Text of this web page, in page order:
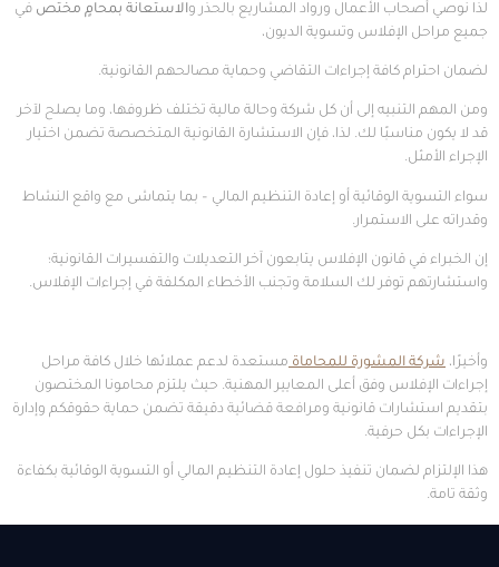
لذا نوصي أصحاب الأعمال ورواد المشاريع بالحذر والاستعانة بمحامٍ مختص في
جميع مراحل الإفلاس وتسوية الديون،
لضمان احترام كافة إجراءات التقاضي وحماية مصالحهم القانونية.
ومن المهم التنبيه إلى أن كل شركة وحالة مالية تختلف ظروفها، وما يصلح لآخر
قد لا يكون مناسبًا لك. لذا، فإن الاستشارة القانونية المتخصصة تضمن اختيار
الإجراء الأمثل.
سواء التسوية الوقائية أو إعادة التنظيم المالي – بما يتماشى مع واقع النشاط
وقدراته على الاستمرار.
إن الخبراء في قانون الإفلاس يتابعون آخر التعديلات والتفسيرات القانونية؛
واستشارتهم توفر لك السلامة وتجنب الأخطاء المكلفة في إجراءات الإفلاس.
وأخيرًا، شركة المشورة للمحاماة مستعدة لدعم عملائها خلال كافة مراحل
إجراءات الإفلاس وفق أعلى المعايير المهنية. حيث يلتزم محامونا المختصون
بتقديم استشارات قانونية ومرافعة قضائية دقيقة تضمن حماية حقوقكم وإدارة
الإجراءات بكل حرفية.
هذا الإلتزام لضمان تنفيذ حلول إعادة التنظيم المالي أو التسوية الوقائية بكفاءة
وثقة تامة.